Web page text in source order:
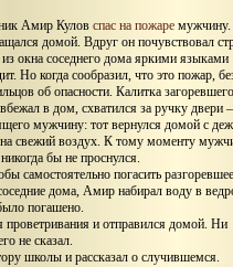
Амир Кулов спас на пожаре мужчину.
домой. Вдруг он почувствовал
окна соседнего дома яркими языками
Но когда сообразил, что это пожар,
об опасности. Калитка
в дом, схватился за ручку двери
мужчину: тот вернулся домой с
свежий воздух. К тому моменту
бы не проснулся.
самостоятельно погасить
дома, Амир набирал воду в
погашено.
и отправился домой. Ни
не сказал.
школы и рассказал о случившемся.